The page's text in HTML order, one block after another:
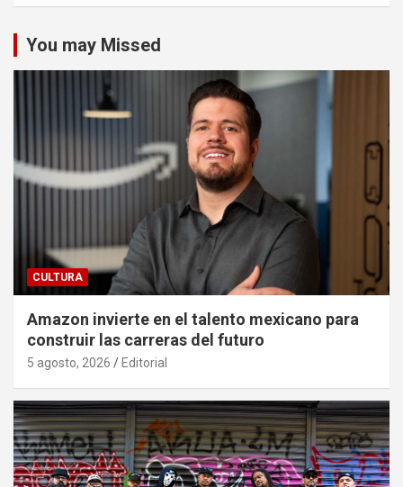
You may Missed
CULTURA
Amazon invierte en el talento mexicano para
construir las carreras del futuro
5 agosto, 2026 Editorial